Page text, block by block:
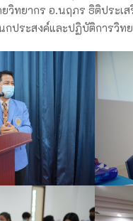
ดยวิทยากร อ.นฤภร ธิติปร
ประสงค์และปฏิบัติการวิทย